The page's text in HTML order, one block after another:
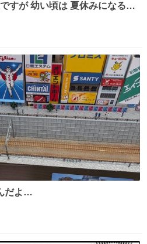
みでした 母の実家へ 1
思い出の風景… ありますか？
だよ…